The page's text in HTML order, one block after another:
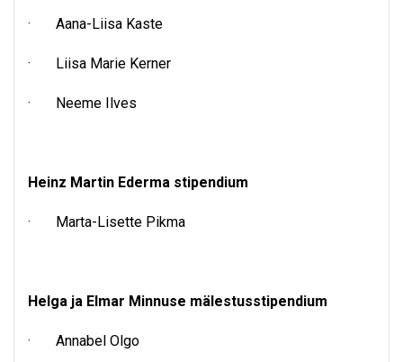
· Aana-Liisa Kaste
· Liisa Marie Kerner
· Neeme Ilves
Heinz Martin Ederma stipendium
· Marta-Lisette Pikma
Helga ja Elmar Minnuse mälestusstipendium
· Annabel Olgo